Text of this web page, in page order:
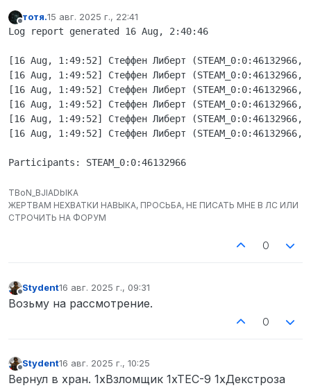
ferrum.cc
hk416(30/60), 3 отмычки, 1 крупный калибр
офицер хотел вернуть вещи, случился рдм,
всех убили вещей нет
логи @консультант-днс
да
Не в сети
тотя.15 авг. 2025 г., 22:41
отредактировано
Log report generated 16 Aug, 2:40:46
[16 Aug, 1:49:52] Стеффен Либерт
[16 Aug, 1:49:52] Стеффен Либерт
[16 Aug, 1:49:52] Стеффен Либерт
[16 Aug, 1:49:52] Стеффен Либерт
[16 Aug, 1:49:52] Стеффен Либерт
[16 Aug, 1:49:52] Стеффен Либерт
TBoN_BJIADbIKA
ЖЕРТВАМ НЕХВАТКИ НАВЫКА, ПРОСЬБА, НЕ ПИСАТЬ МНЕ В ЛС ИЛИ
СТРОЧИТЬ НА ФОРУМ
0
Не в сети
Stydent16 авг. 2025 г., 09:31
отредактировано
Возьму на рассмотрение.
0
Stydent16 авг. 2025 г., 10:25
отредактировано
Вернул в хран. 1xВзломщик 1xTEC-9 1xДекстроза